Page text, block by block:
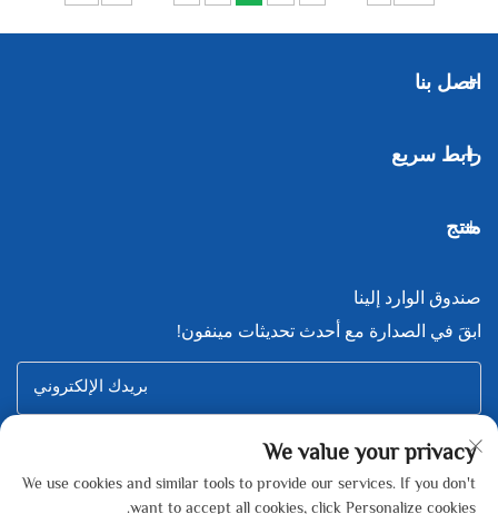
اتصل بنا
رابط سريع
منتج
صندوق الوارد إلينا
ابقَ في الصدارة مع أحدث تحديثات مينفون!
بريدك الإلكتروني
Subscribe
We value your privacy
We use cookies and similar tools to provide our services. If you don't
want to accept all cookies, click Personalize cookies.